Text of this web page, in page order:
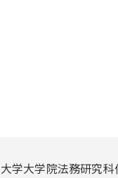
学大学院法務研究科